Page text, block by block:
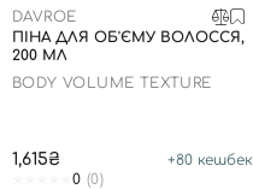
DAVROE
ПІНА ДЛЯ ОБ'ЄМУ ВОЛОССЯ,
200 МЛ
BODY VOLUME TEXTURE
1,615₴ +80 кешбек
0 (0)